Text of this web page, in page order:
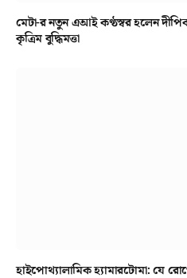
মেটা-র নতুন এআই কণ্ঠস্বর হলেন
কৃত্রিম বুদ্ধিমত্তা
হাইপোথ্যালামিক হ্যামারটোমা: যে